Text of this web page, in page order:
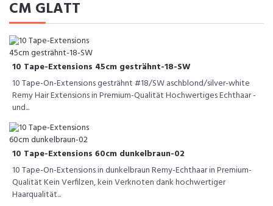
CM GLATT
10 Tape-Extensions 45cm gesträhnt-18-SW
10 Tape-On-Extensions gesträhnt #18/SW aschblond/silver-white
Remy Hair Extensions in Premium-Qualität Hochwertiges Echthaar -
und...
10 Tape-Extensions 60cm dunkelbraun-02
10 Tape-On-Extensions in dunkelbraun Remy-Echthaar in Premium-
Qualität Kein Verfilzen, kein Verknoten dank hochwertiger
Haarqualität...